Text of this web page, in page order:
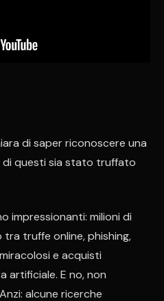
di saper riconoscere una
di questi sia stato truffato
impressionanti: milioni di
truffe online, phishing,
e acquisti
artificiale. E no, non
alcune ricerche